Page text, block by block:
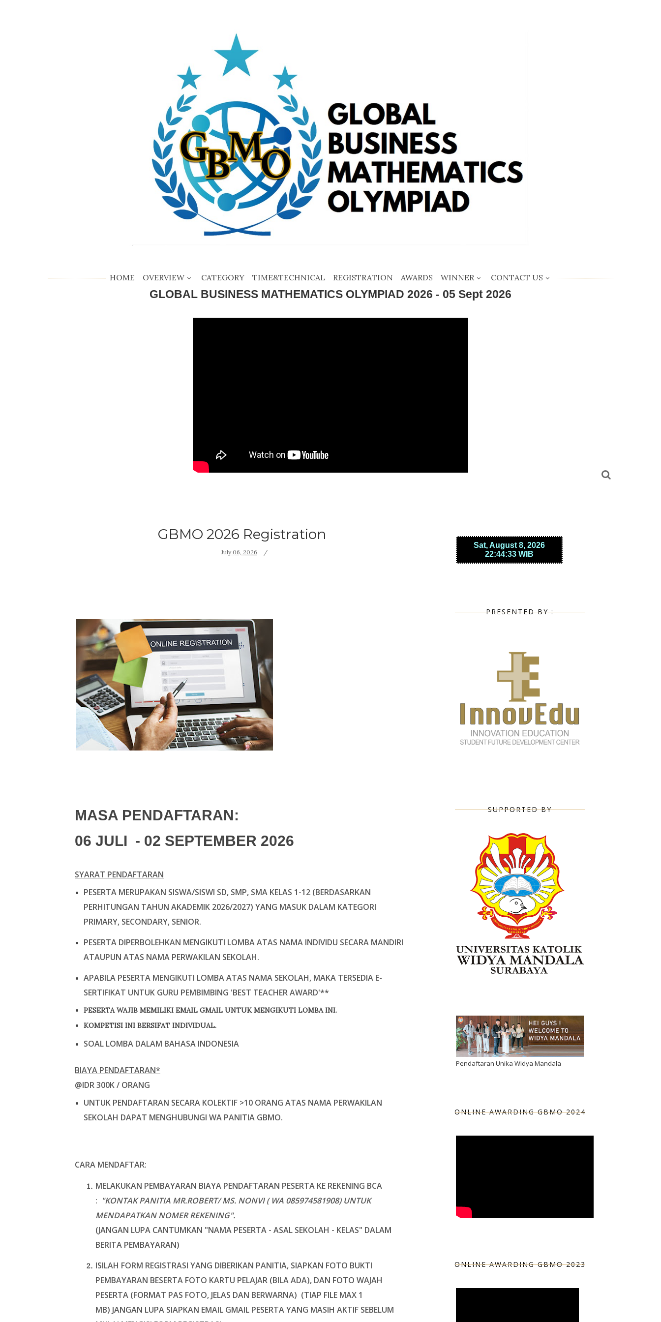
HOME OVERVIEW CATEGORY TIME&TECHNICAL REGISTRATION AWARDS WINNER CONTACT US
GLOBAL BUSINESS MATHEMATICS OLYMPIAD 2026 - 05 Sept 2026
GBMO 2026 Registration
July 06, 2026
MASA PENDAFTARAN:
06 JULI - 02 SEPTEMBER 2026
SYARAT PENDAFTARAN
PESERTA MERUPAKAN SISWA/SISWI SD, SMP, SMA KELAS 1-12 (BERDASARKAN
PERHITUNGAN TAHUN AKADEMIK 2026/2027) YANG MASUK DALAM KATEGORI
PRIMARY, SECONDARY, SENIOR.
PESERTA DIPERBOLEHKAN MENGIKUTI LOMBA ATAS NAMA INDIVIDU SECARA MANDIRI
ATAUPUN ATAS NAMA PERWAKILAN SEKOLAH.
APABILA PESERTA MENGIKUTI LOMBA ATAS NAMA SEKOLAH, MAKA TERSEDIA E-
SERTIFIKAT UNTUK GURU PEMBIMBING 'BEST TEACHER AWARD'**
PESERTA WAJIB MEMILIKI EMAIL GMAIL UNTUK MENGIKUTI LOMBA INI.
KOMPETISI INI BERSIFAT INDIVIDUAL.
SOAL LOMBA DALAM BAHASA INDONESIA
BIAYA PENDAFTARAN*
@IDR 300K / ORANG
UNTUK PENDAFTARAN SECARA KOLEKTIF >10 ORANG ATAS NAMA PERWAKILAN
SEKOLAH DAPAT MENGHUBUNGI WA PANITIA GBMO.
CARA MENDAFTAR:
MELAKUKAN PEMBAYARAN BIAYA PENDAFTARAN PESERTA KE REKENING BCA
: "KONTAK PANITIA MR.ROBERT/ MS. NONVI ( WA 085974581908) UNTUK
MENDAPATKAN NOMER REKENING".
(JANGAN LUPA CANTUMKAN "NAMA PESERTA - ASAL SEKOLAH - KELAS" DALAM
BERITA PEMBAYARAN)
ISILAH FORM REGISTRASI YANG DIBERIKAN PANITIA, SIAPKAN FOTO BUKTI
PEMBAYARAN BESERTA FOTO KARTU PELAJAR (BILA ADA), DAN FOTO WAJAH
PESERTA (FORMAT PAS FOTO, JELAS DAN BERWARNA) (TIAP FILE MAX 1
MB) JANGAN LUPA SIAPKAN EMAIL GMAIL PESERTA YANG MASIH AKTIF SEBELUM
PRESENTED BY :
SUPPORTED BY
Pendaftaran Unika Widya Mandala
ONLINE AWARDING GBMO 2024
ONLINE AWARDING GBMO 2023